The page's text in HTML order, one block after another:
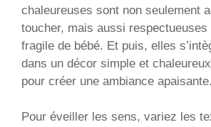
chaleureuses sont non seulement
toucher, mais aussi respectueuses
fragile de bébé. Et puis, elles
dans un décor simple et
pour créer une ambiance apaisante.
Pour éveiller les sens, variez les